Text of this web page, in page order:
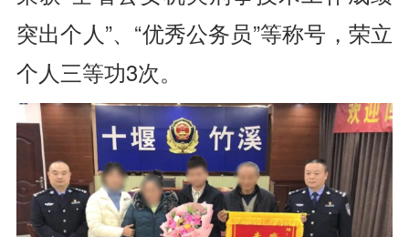
突出个人”、 “优秀公务员”等称号， 荣立
个人三等功3次。